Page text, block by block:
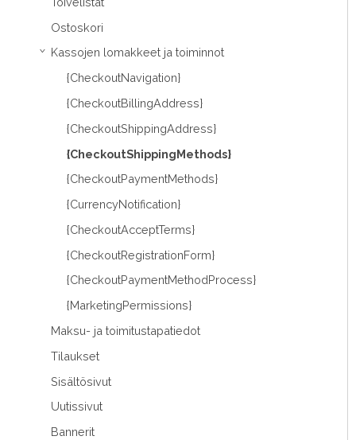
Ostoskori
›
Kassojen lomakkeet ja toiminnot
{CheckoutNavigation}
{CheckoutBillingAddress}
{CheckoutShippingAddress}
{CheckoutShippingMethods}
{CheckoutPaymentMethods}
{CurrencyNotification}
{CheckoutAcceptTerms}
{CheckoutRegistrationForm}
{CheckoutPaymentMethodProcess}
{MarketingPermissions}
Maksu- ja toimitustapatiedot
Tilaukset
Sisältösivut
Uutissivut
Bannerit